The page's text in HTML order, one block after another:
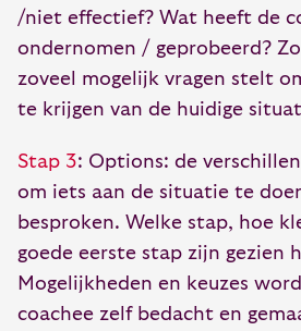
/niet effectief? Wat heeft de
ondernomen / geprobeerd?
zoveel mogelijk vragen stelt
te krijgen van de huidige
Stap 3: Options: de
om iets aan de situatie te
besproken. Welke stap, hoe
goede eerste stap zijn gezien
Mogelijkheden en keuzes
coachee zelf bedacht en